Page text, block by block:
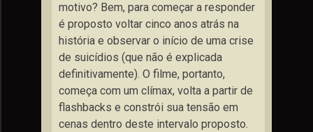
motivo? Bem, para começar a responder
é proposto voltar cinco anos atrás na
história e observar o início de uma crise
de suicídios (que não é explicada
definitivamente). O filme, portanto,
começa com um clímax, volta a partir de
flashbacks e constrói sua tensão em
cenas dentro deste intervalo proposto.